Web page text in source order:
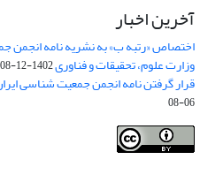
آخرین اخبار
اختصاص «رتبه ب» به نشریه نامه انجمن
وزارت علوم، تحقیقات و فناوری1402-12-08
قرار گرفتن نامه انجمن جمعیت شناسی
06-08